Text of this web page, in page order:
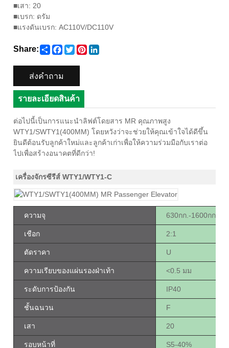
■เสา: 20
■เบรก: ดรัม
■แรงดันเบรก: AC110V/DC110V
Share: ShareFacebook
TwitterPinterest
ส่งคำถาม
รายละเอียดสินค้า
ต่อไปนี้เป็นการแนะนำลิฟต์โดยสาร MR คุณภาพสูง
WTY1/SWTY1(400MM) โดยหวังว่าจะช่วยให้คุณเข้าใจได้ดีขึ้น
ยินดีต้อนรับลูกค้าใหม่และลูกค้าเก่าเพื่อให้ความร่วมมือกับเราต่อ
ไปเพื่อสร้างอนาคตที่ดีกว่า!
เครื่องจักรซีรีส์ WTY1/WTY1-C
ความจุ 630กก.-1600กก
เชือก 2:1
ตัดราคา U
ความเรียบของแผ่นรองฝ่าเท้า <0.5 มม
ระดับการป้องกัน IP40
ชั้นฉนวน F
เสา 20
รอบหน้าที่ S5-40%